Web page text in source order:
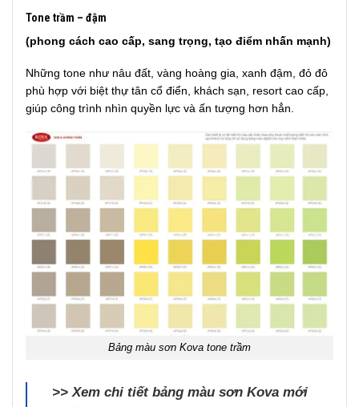
Tone trầm – đậm
(phong cách cao cấp, sang trọng, tạo điểm nhấn mạnh)
Những tone như nâu đất, vàng hoàng gia, xanh đậm, đỏ đô
phù hợp với biệt thự tân cổ điển, khách sạn, resort cao cấp,
giúp công trình nhìn quyền lực và ấn tượng hơn hẳn.
Bảng màu sơn Kova tone trầm
>> Xem chi tiết bảng màu sơn Kova mới